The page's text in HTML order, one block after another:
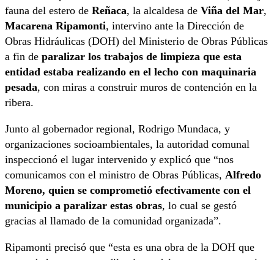
fauna del estero de Reñaca, la alcaldesa de Viña del Mar,
Macarena Ripamonti, intervino ante la Dirección de
Obras Hidráulicas (DOH) del Ministerio de Obras Públicas
a fin de paralizar los trabajos de limpieza que esta
entidad estaba realizando en el lecho con maquinaria
pesada, con miras a construir muros de contención en la
ribera.
Junto al gobernador regional, Rodrigo Mundaca, y
organizaciones socioambientales, la autoridad comunal
inspeccionó el lugar intervenido y explicó que “nos
comunicamos con el ministro de Obras Públicas, Alfredo
Moreno, quien se comprometió efectivamente con el
municipio a paralizar estas obras, lo cual se gestó
gracias al llamado de la comunidad organizada”.
Ripamonti precisó que “esta es una obra de la DOH que